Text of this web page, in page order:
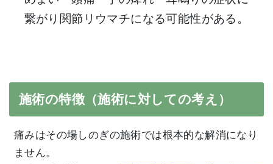
繋がり関節リウマチになる可能性がある。
施術の特徴（施術に対しての考え）
痛みはその場しのぎの施術では根本的な解消になり
ません。